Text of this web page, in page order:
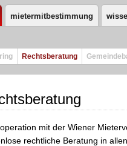
mietermitbestimmung
Rechtsberatung
mit der Wiener
rechtliche Beratung in